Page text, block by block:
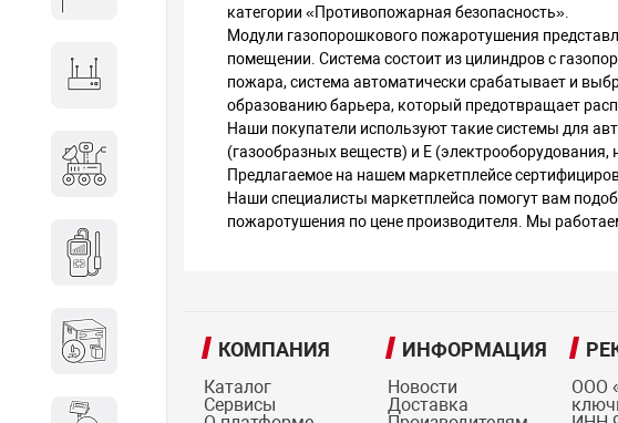
Сетевое оборудование
Антитеррористическое
оборудование
спектрометры
категории «Противопожарная безопасность».
Модули газопорошкового пожаротушения
помещении. Система состоит из цилиндров с
пожара, система автоматически срабатывает и
образованию барьера, который предотвращает
Наши покупатели используют такие системы для
(газообразных веществ) и Е
Предлагаемое на нашем маркетплейсе
Наши специалисты маркетплейса помогут вам
пожаротушения по цене производителя. Мы
КОМПАНИЯ
Каталог
Сервисы
ИНФОРМАЦИЯ
Новости
Доставка
ООО